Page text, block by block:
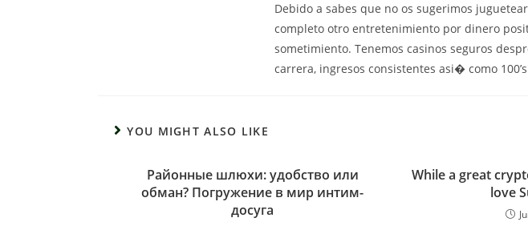
Debido a sabes que no os sugerimos
completo otro entretenimiento por dinero
sometimiento. Tenemos casinos seguros
carrera, ingresos consistentes asi� como
YOU MIGHT ALSO LIKE
Районные шлюхи: удобство или
обман? Погружение в мир интим-
досуга
While a great
love